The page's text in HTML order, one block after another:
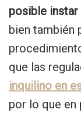
posible instar
bien también
que las
inquilino en
por lo que en